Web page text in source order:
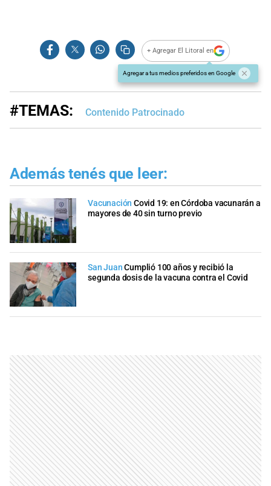
+ Agregar El Litoral en
Agregar a tus medios preferidos en Google
#TEMAS: Contenido Patrocinado
Además tenés que leer:
Vacunación Covid 19: en Córdoba vacunarán a
mayores de 40 sin turno previo
San Juan Cumplió 100 años y recibió la
segunda dosis de la vacuna contra el Covid